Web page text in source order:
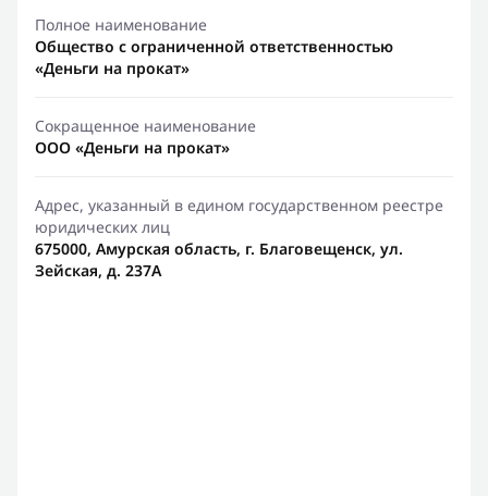
Полное наименование
Общество с ограниченной ответственностью
«Деньги на прокат»
Сокращенное наименование
ООО «Деньги на прокат»
Адрес, указанный в едином государственном реестре
юридических лиц
675000, Амурская область, г. Благовещенск, ул.
Зейская, д. 237А